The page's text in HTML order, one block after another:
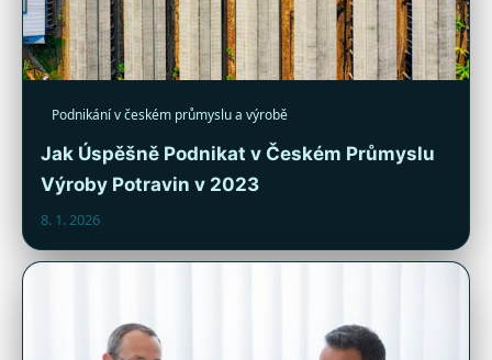
Podnikání v českém průmyslu a výrobě
Jak Úspěšně Podnikat v Českém Průmyslu
Výroby Potravin v 2023
8. 1. 2026